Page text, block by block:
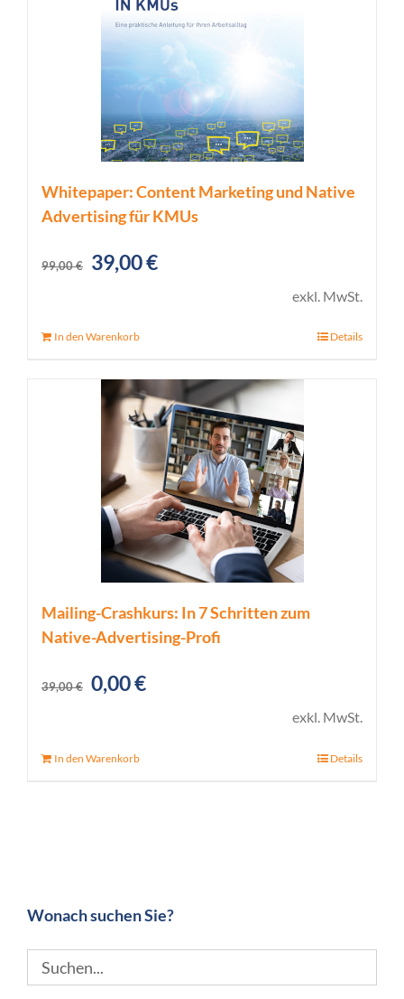
Whitepaper: Content Marketing und Native
Advertising für KMUs
99,00€
Ursprünglicher
39,00€Aktueller
exkl. MwSt.
In den Warenkorb Details
Mailing-Crashkurs: In 7 Schritten zum
Native-Advertising-Profi
39,00€ Ursprünglicher
0,00€Aktueller
exkl. MwSt.
In den Warenkorb Details
Wonach suchen Sie?